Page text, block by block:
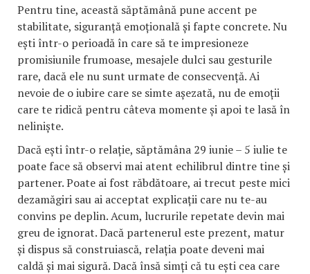
Pentru tine, această săptămână pune accent pe
stabilitate, siguranță emoțională și fapte concrete. Nu
ești într-o perioadă în care să te impresioneze
promisiunile frumoase, mesajele dulci sau gesturile
rare, dacă ele nu sunt urmate de consecvență. Ai
nevoie de o iubire care se simte așezată, nu de emoții
care te ridică pentru câteva momente și apoi te lasă în
neliniște.
Dacă ești într-o relație, săptămâna 29 iunie – 5 iulie te
poate face să observi mai atent echilibrul dintre tine și
partener. Poate ai fost răbdătoare, ai trecut peste mici
dezamăgiri sau ai acceptat explicații care nu te-au
convins pe deplin. Acum, lucrurile repetate devin mai
greu de ignorat. Dacă partenerul este prezent, matur
și dispus să construiască, relația poate deveni mai
caldă și mai sigură. Dacă însă simți că tu ești cea care